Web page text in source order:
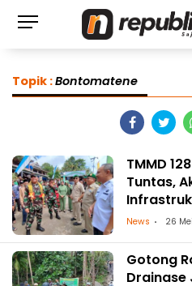
Topik :Bontomatene
TMMD
Tuntas,
Harapan
News 26
Gotong
Drainase